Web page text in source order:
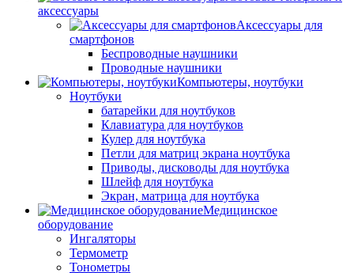
аксессуары
Аксессуары для
смартфонов
Беспроводные наушники
Проводные наушники
Компьютеры, ноутбуки
Ноутбуки
батарейки для ноутбуков
Клавиатура для ноутбуков
Кулер для ноутбука
Петли для матриц экрана ноутбука
Приводы, дисководы для ноутбука
Шлейф для ноутбука
Экран, матрица для ноутбука
Медицинское
оборудование
Ингаляторы
Термометр
Тонометры